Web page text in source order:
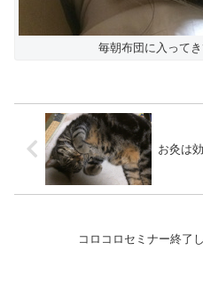
毎朝布団に入って
お灸は
コロコロセミナー終了